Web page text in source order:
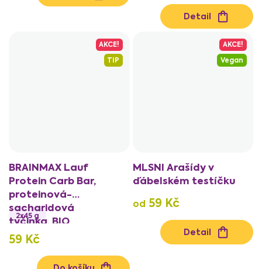
Detail
AKCE!
TIP
BRAINMAX Lauf
Protein Carb Bar,
proteinová-
sacharidová
tyčinka, BIO
2x45 g
59 Kč
AKCE!
Vegan
MLSNI Arašídy v
ďábelském testíčku
od 59 Kč
Detail